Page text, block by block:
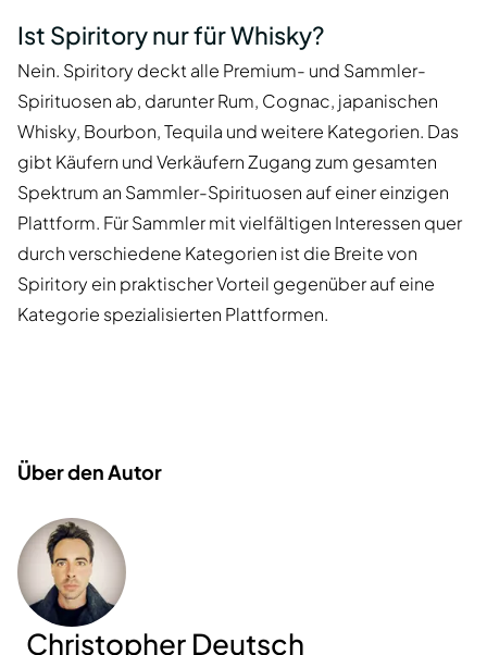
Ist Spiritory nur für Whisky?
Nein. Spiritory deckt alle Premium- und Sammler-
Spirituosen ab, darunter Rum, Cognac, japanischen
Whisky, Bourbon, Tequila und weitere Kategorien. Das
gibt Käufern und Verkäufern Zugang zum gesamten
Spektrum an Sammler-Spirituosen auf einer einzigen
Plattform. Für Sammler mit vielfältigen Interessen quer
durch verschiedene Kategorien ist die Breite von
Spiritory ein praktischer Vorteil gegenüber auf eine
Kategorie spezialisierten Plattformen.
Über den Autor
Christopher Deutsch